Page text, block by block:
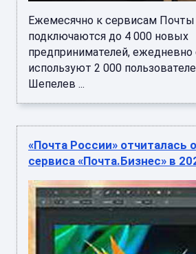
Ежемесячно к сервисам
подключаются до 4 000 новых
предпринимателей, ежедневно
используют 2 000
Шепелев ...
«Почта России» отчиталась
сервиса «Почта.Бизнес» в